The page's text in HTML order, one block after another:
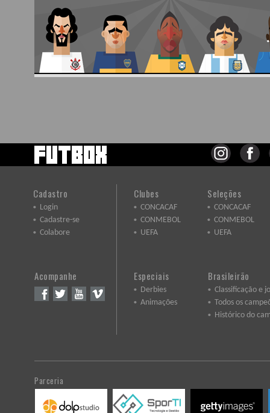
Cadastro
Login
Cadastre-se
Colabore
Acompanhe
Clubes
CONCACAF
CONMEBOL
UEFA
Seleções
CONCACAF
CONMEBOL
UEFA
Especiais
Derbies
Animações
Brasileirão
Classificação e
Todos os
Histórico do
Parceria